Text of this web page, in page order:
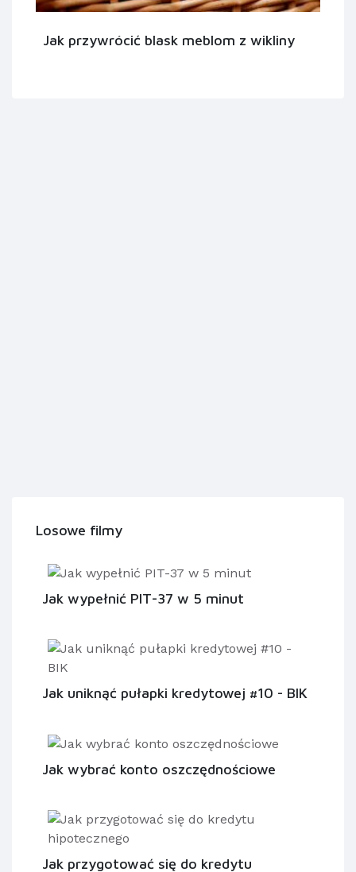
Jak przywrócić blask meblom z wikliny
Losowe filmy
Jak wypełnić PIT-37 w 5 minut
Jak uniknąć pułapki kredytowej #10 - BIK
Jak wybrać konto oszczędnościowe
Jak przygotować się do kredytu